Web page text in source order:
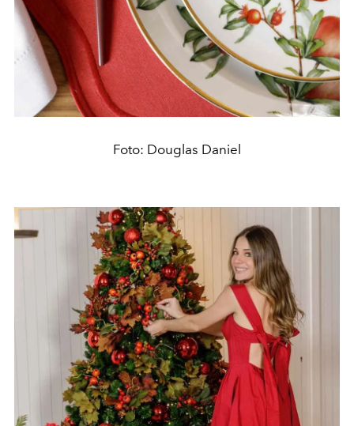
Foto: Douglas Daniel